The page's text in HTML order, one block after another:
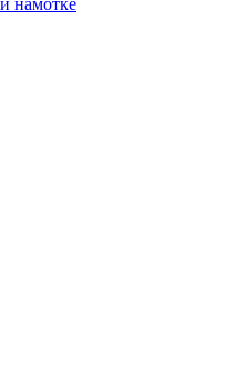
намотке